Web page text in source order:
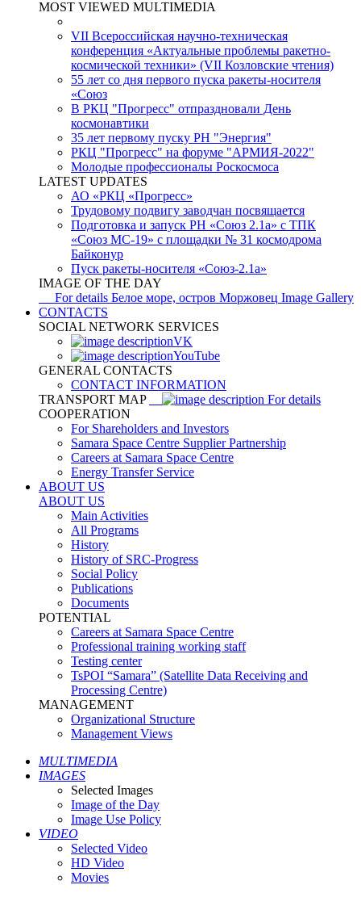
MOST VIEWED MULTIMEDIA
VII Всероссийская научно-техническая
конференция «Актуальные проблемы ракетно-
космической техники» (VII Козловские чтения)
55 лет со дня первого пуска ракеты-носителя
«Союз
В РКЦ "Прогресс" отпраздновали День
космонавтики
35 лет первому пуску РН "Энергия"
РКЦ "Прогресс" на форуме "АРМИЯ-2022"
Молодые профессионалы Роскосмоса
LATEST UPDATES
АО «РКЦ «Прогресс»
Трудовому подвигу заводчан посвящается
Подготовка и запуск РН «Союз 2.1а» с ТПК
«Союз МС-19» с площадки № 31 космодрома
Байконур
Пуск ракеты-носителя «Союз-2.1а»
IMAGE OF THE DAY
For details Белое море, остров Моржовец Image Gallery
CONTACTS
SOCIAL NETWORK SERVICES
VK
YouTube
GENERAL CONTACTS
CONTACT INFORMATION
TRANSPORT MAP
For details
COOPERATION
For Shareholders and Investors
Samara Space Centre Supplier Partnership
Careers at Samara Space Centre
Energy Transfer Service
ABOUT US
ABOUT US
Main Activities
All Programs
History
History of SRC-Progress
Social Policy
Publications
Documents
POTENTIAL
Careers at Samara Space Centre
Professional training working staff
Testing center
TsPOI “Samara” (Satellite Data Receiving and
Processing Centre)
MANAGEMENT
Organizational Structure
Management Views
MULTIMEDIA
IMAGES
Selected Images
Image of the Day
Image Use Policy
VIDEO
Selected Video
HD Video
Movies